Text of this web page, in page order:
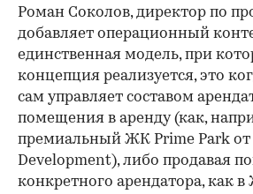
Роман Соколов, директор по
добавляет операционный
единственная модель, при
концепция реализуется, это
сам управляет составом
помещения в аренду (как,
премиальный ЖК Prime Park от
Development), либо продавая
конкретного арендатора, как